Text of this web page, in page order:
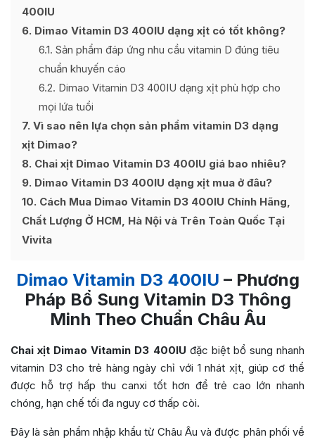
400IU
6 Dimao Vitamin D3 400IU dạng xịt có tốt không?
6.1 Sản phẩm đáp ứng nhu cầu vitamin D đúng tiêu
chuẩn khuyến cáo
6.2 Dimao Vitamin D3 400IU dạng xịt phù hợp cho
mọi lứa tuổi
7 Vì sao nên lựa chọn sản phẩm vitamin D3 dạng
xịt Dimao?
8 Chai xịt Dimao Vitamin D3 400IU giá bao nhiêu?
9 Dimao Vitamin D3 400IU dạng xịt mua ở đâu?
10 Cách Mua Dimao Vitamin D3 400IU Chính Hãng,
Chất Lượng Ở HCM, Hà Nội và Trên Toàn Quốc Tại
Vivita
Dimao Vitamin D3 400IU – Phương
Pháp Bổ Sung Vitamin D3 Thông
Minh Theo Chuẩn Châu Âu
Chai xịt Dimao Vitamin D3 400IU đặc biệt bổ sung nhanh
vitamin D3 cho trẻ hàng ngày chỉ với 1 nhát xịt, giúp cơ thể
được hỗ trợ hấp thu canxi tốt hơn để trẻ cao lớn nhanh
chóng, hạn chế tối đa nguy cơ thấp còi.
Đây là sản phẩm nhập khẩu từ Châu Âu và được phân phối về